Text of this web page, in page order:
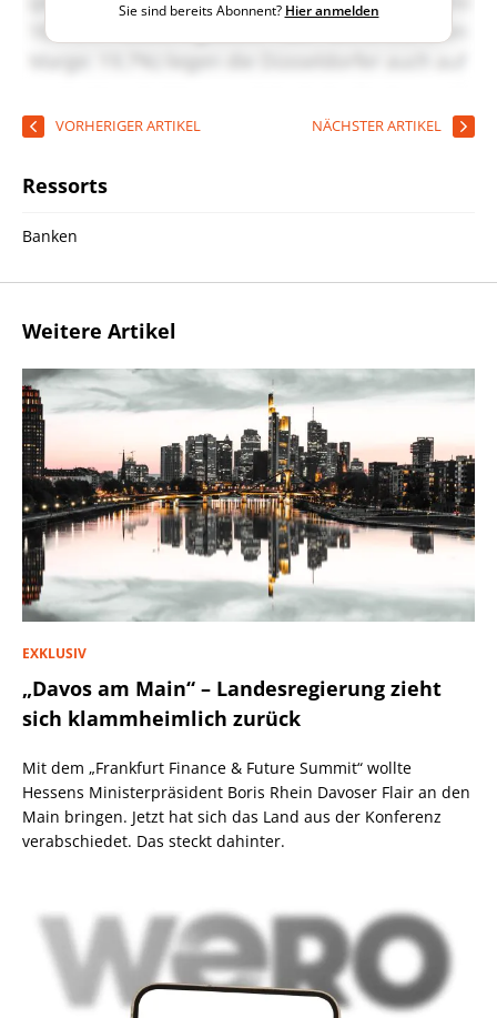
Sie sind bereits Abonnent? Hier anmelden
VORHERIGER ARTIKEL NÄCHSTER ARTIKEL
Ressorts
Banken
Weitere Artikel
EXKLUSIV
„Davos am Main“ – Landesregierung zieht
sich klammheimlich zurück
Mit dem „Frankfurt Finance & Future Summit“ wollte
Hessens Ministerpräsident Boris Rhein Davoser Flair an den
Main bringen. Jetzt hat sich das Land aus der Konferenz
verabschiedet. Das steckt dahinter.